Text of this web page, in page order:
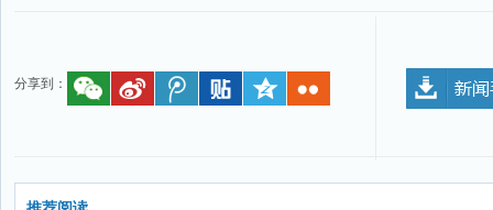
分享到：